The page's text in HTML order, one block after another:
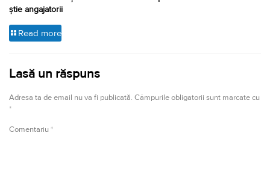
știe angajatorii
Read more
Lasă un răspuns
Adresa ta de email nu va fi publicată. Câmpurile obligatorii sunt marcate cu
*
Comentariu *